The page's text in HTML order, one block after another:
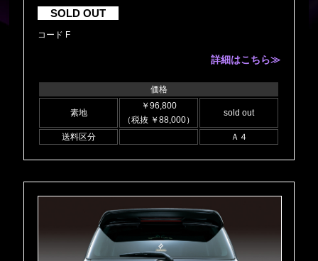
SOLD OUT
コード F
詳細はこちら≫
価格
素地
￥96,800
（税抜 ￥88,000）
sold out
送料区分 Ａ４